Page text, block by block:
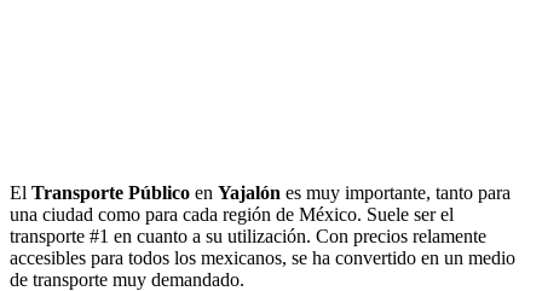
El Transporte Público en Yajalón es muy importante, tanto para
una ciudad como para cada región de México. Suele ser el
transporte #1 en cuanto a su utilización. Con precios relamente
accesibles para todos los mexicanos, se ha convertido en un medio
de transporte muy demandado.